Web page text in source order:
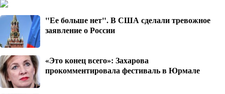
"Ее больше нет". В США сделали тревожное
заявление о России
«Это конец всего»: Захарова
прокомментировала фестиваль в Юрмале